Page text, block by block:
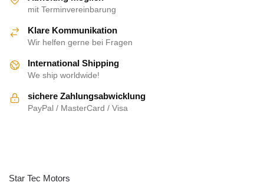
mit Terminvereinbarung
Klare Kommunikation
Wir helfen gerne bei Fragen
International Shipping
We ship worldwide!
sichere Zahlungsabwicklung
PayPal / MasterCard / Visa
Star Tec Motors